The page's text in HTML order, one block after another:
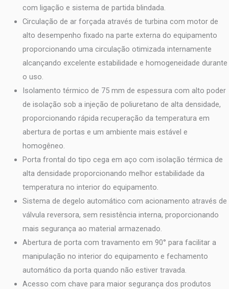
com ligação e sistema de partida blindada.
Circulação de ar forçada através de turbina com motor de
alto desempenho fixado na parte externa do equipamento
proporcionando uma circulação otimizada internamente
alcançando excelente estabilidade e homogeneidade durante
o uso.
Isolamento térmico de 75 mm de espessura com alto poder
de isolação sob a injeção de poliuretano de alta densidade,
proporcionando rápida recuperação da temperatura em
abertura de portas e um ambiente mais estável e
homogêneo.
Porta frontal do tipo cega em aço com isolação térmica de
alta densidade proporcionando melhor estabilidade da
temperatura no interior do equipamento.
Sistema de degelo automático com acionamento através de
válvula reversora, sem resistência interna, proporcionando
mais segurança ao material armazenado.
Abertura de porta com travamento em 90° para facilitar a
manipulação no interior do equipamento e fechamento
automático da porta quando não estiver travada.
Acesso com chave para maior segurança dos produtos